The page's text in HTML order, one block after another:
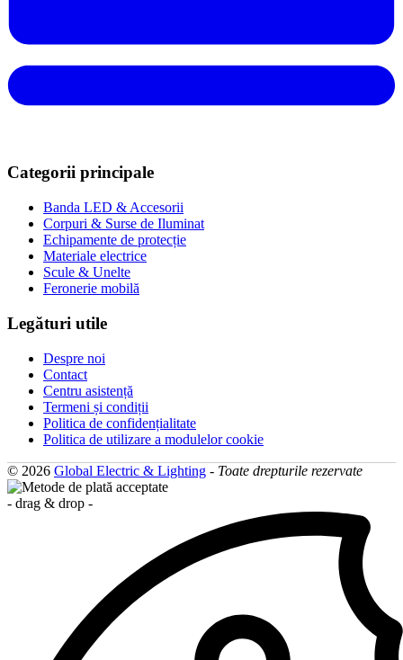
Categorii principale
Banda LED & Accesorii
Corpuri & Surse de Iluminat
Echipamente de protecție
Materiale electrice
Scule & Unelte
Feronerie mobilă
Legături utile
Despre noi
Contact
Centru asistență
Termeni și condiții
Politica de confidențialitate
Politica de utilizare a modulelor cookie
© 2026 Global Electric & Lighting - Toate drepturile rezervate
- drag & drop -